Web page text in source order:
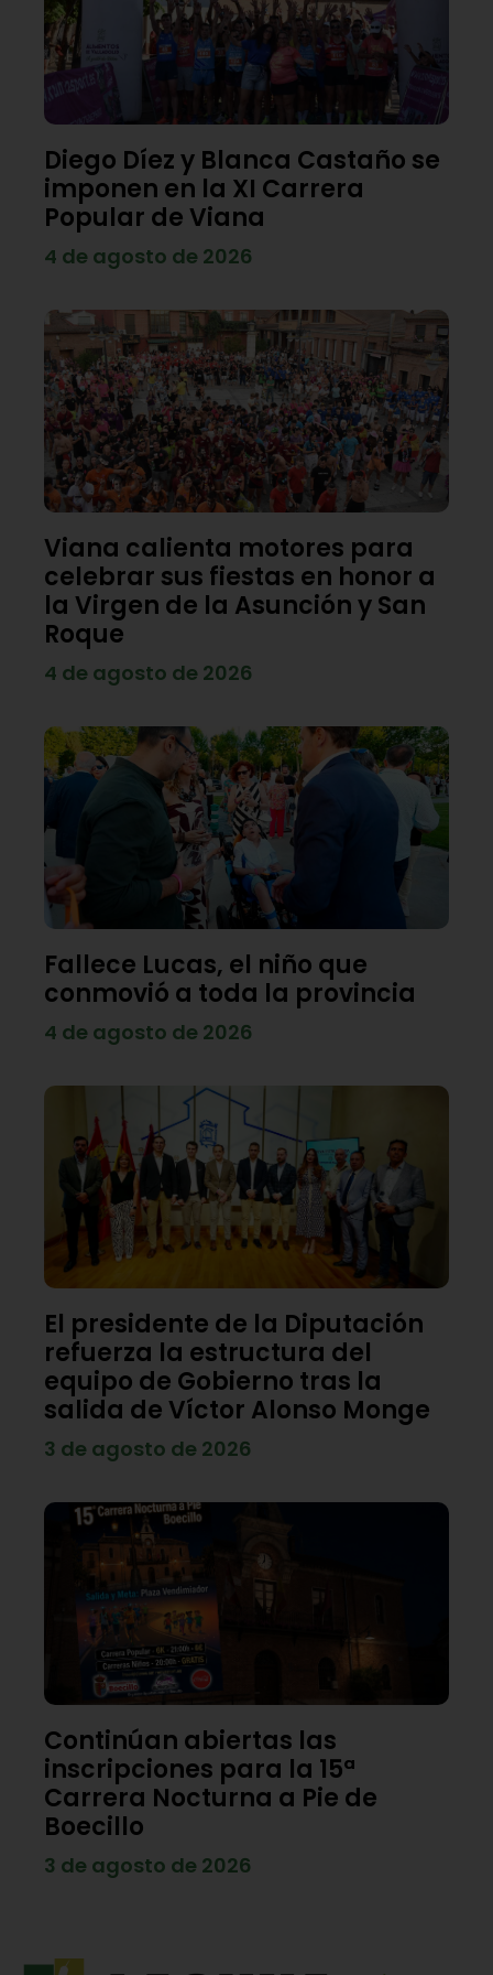
Diego Díez y Blanca Castaño se
imponen en la XI Carrera
Popular de Viana
4 de agosto de 2026
Viana calienta motores para
celebrar sus fiestas en honor a
la Virgen de la Asunción y San
Roque
4 de agosto de 2026
Fallece Lucas, el niño que
conmovió a toda la provincia
4 de agosto de 2026
El presidente de la Diputación
refuerza la estructura del
equipo de Gobierno tras la
salida de Víctor Alonso Monge
3 de agosto de 2026
Continúan abiertas las
inscripciones para la 15ª
Carrera Nocturna a Pie de
Boecillo
3 de agosto de 2026